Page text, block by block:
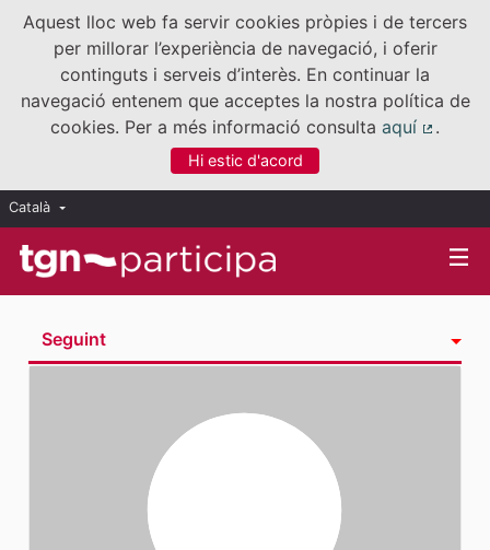
Aquest lloc web fa servir cookies pròpies i de tercers
per millorar l’experiència de navegació, i oferir
continguts i serveis d’interès. En continuar la
navegació entenem que acceptes la nostra política de
cookies. Per a més informació consulta aquí
.
Hi estic d'acord
Català Triar la llengua
Seguint